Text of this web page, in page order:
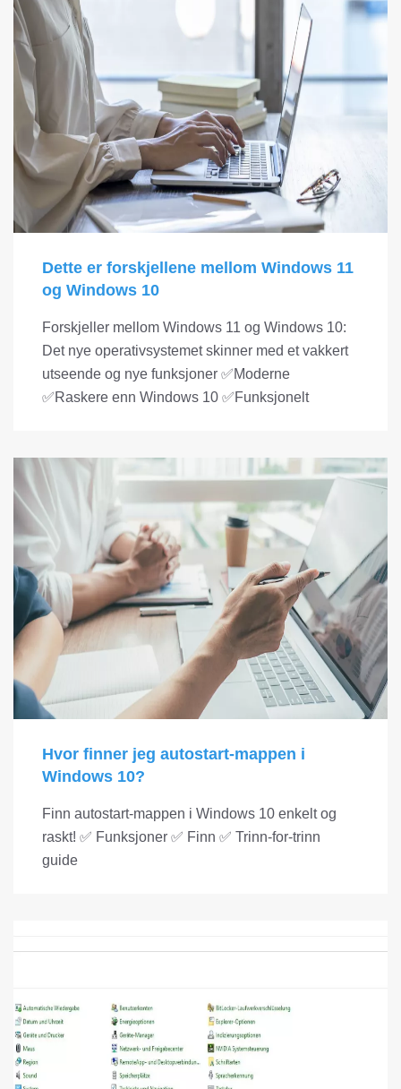
Dette er forskjellene mellom Windows 11
og Windows 10
Forskjeller mellom Windows 11 og Windows 10:
Det nye operativsystemet skinner med et vakkert
utseende og nye funksjoner ✅Moderne
✅Raskere enn Windows 10 ✅Funksjonelt
Hvor finner jeg autostart-mappen i
Windows 10?
Finn autostart-mappen i Windows 10 enkelt og
raskt! ✅ Funksjoner ✅ Finn ✅ Trinn-for-trinn
guide